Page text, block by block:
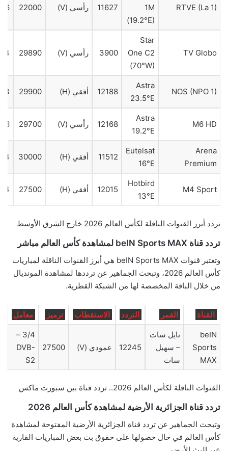
RTVE (La 1)
1M
(19.2°E)
11627 رأسي (V) 22000
6
TV Globo
Star
One C2
(70°W)
3900 رأسي (V) 29890
4
NOS (NPO 1)
Astra
23.5°E
12188 أفقي (H) 29900
3
M6 HD
Astra
19.2°E
12168 رأسي (V) 29700
6
Arena
Premium
Eutelsat
16°E
11512 أفقي (H) 30000
4
M4 Sport
Hotbird
13°E
12015 أفقي (H) 27500
4
تردد أبرز القنوات الناقلة لكأس العالم 2026 خارج الشرق الأوسط
تردد قناة beIN Sports MAX لمشاهدة كأس العالم مباشر
وتعتبر قنوات beIN Sports MAX هي أبرز القنوات الناقلة لمباريات
كأس العالم 2026، وتبحث الجماهير عن ترددها لمشاهدة المونديال
من خلال الباقة المخصصة لها من الشبكة القطرية.
القناة القمر التردد الاستقطاب ترميز معامل
beIN
Sports
MAX
نايل سات
– سهيل
سات
12245 عمودي (V) 27500
3/4 –
DVB-
S2
القنوات الناقلة لكأس العالم 2026.. تردد قناة بين سبورت ماكس
تردد قناة الجزائرية الأرضية لمشاهدة كأس العالم 2026
وتبحث الجماهير عن تردد قناة الجزائرية الأرضية المفتوحة لمشاهدة
كأس العالم في حال حصولها على حقوق بث بعض المباريات القارية